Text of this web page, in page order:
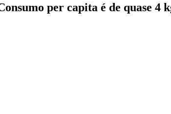
per capita é de quase